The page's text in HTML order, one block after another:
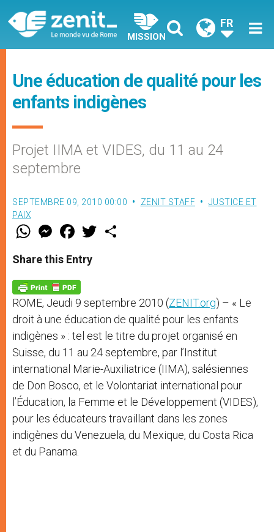
MISSION
FR
Une éducation de qualité pour les
enfants indigènes
Projet IIMA et VIDES, du 11 au 24
septembre
SEPTEMBRE 09, 2010 00:00 ZENIT STAFF
JUSTICE ET
PAIX
W
t
s
p
p
M
e
s
e
g
e
r
F
a
e
b
o
k
w
Share this Entry
ROME, Jeudi 9 septembre 2010 (ZENIT.org) – « Le
droit à une éducation de qualité pour les enfants
indigènes » : tel est le titre du projet organisé en
Suisse, du 11 au 24 septembre, par l’Institut
international Marie-Auxiliatrice (IIMA), salésiennes
de Don Bosco, et le Volontariat international pour
l’Éducation, la Femme et le Développement (VIDES),
pour les éducateurs travaillant dans les zones
indigènes du Venezuela, du Mexique, du Costa Rica
et du Panama.